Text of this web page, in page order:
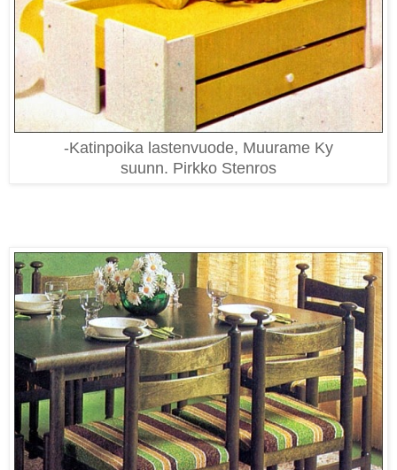
-Katinpoika lastenvuode, Muurame Ky
suunn. Pirkko Stenros